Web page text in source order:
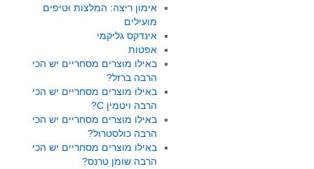
אימון ריצה: המלצות וטיפים
מועילים
אינדקס גליקמי
אפטות
באילו מוצרים מסחריים יש הכי
הרבה ברזל?
באילו מוצרים מסחריים יש הכי
הרבה ויטמין C?
באילו מוצרים מסחריים יש הכי
הרבה כולסטרול?
באילו מוצרים מסחריים יש הכי
הרבה שומן טרנס?